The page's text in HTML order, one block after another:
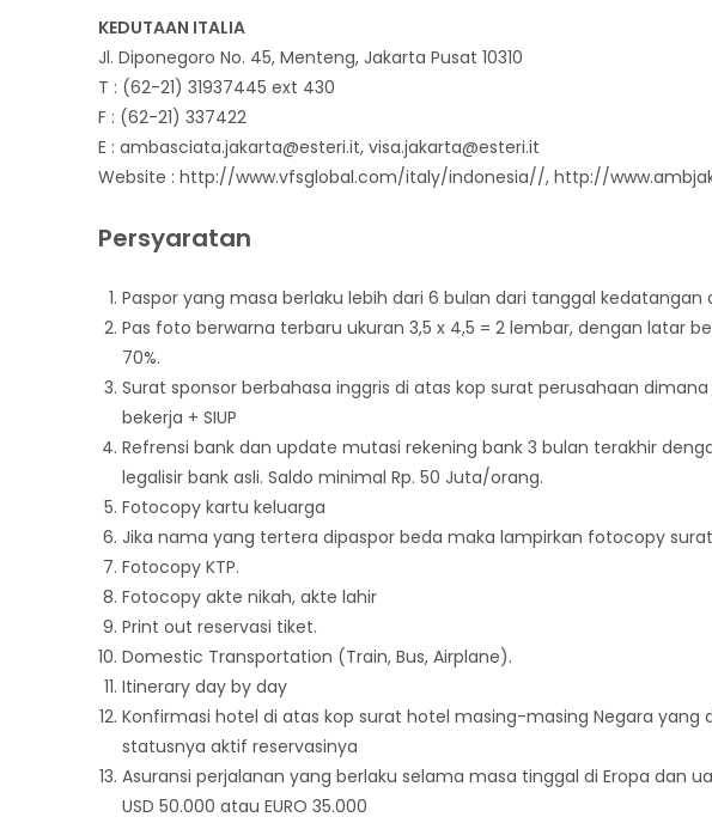
KEDUTAAN ITALIA
Jl. Diponegoro No. 45, Menteng, Jakarta Pusat 10310
T : (62-21) 31937445 ext 430
F : (62-21) 337422
E : ambasciata.jakarta@esteri.it, visa.jakarta@esteri.it
Website : http://www.vfsglobal.com/italy/indonesia//, http://
Persyaratan
Paspor yang masa berlaku lebih dari 6 bulan dari tanggal kedatangan
Pas foto berwarna terbaru ukuran 3,5 x 4,5 = 2 lembar, dengan latar
70%.
Surat sponsor berbahasa inggris di atas kop surat perusahaan
bekerja + SIUP
Refrensi bank dan update mutasi rekening bank 3 bulan terakhir
legalisir bank asli. Saldo minimal Rp. 50 Juta/orang.
Fotocopy kartu keluarga
Jika nama yang tertera dipaspor beda maka lampirkan fotocopy
Fotocopy KTP.
Fotocopy akte nikah, akte lahir
Print out reservasi tiket.
Domestic Transportation (Train, Bus, Airplane).
Itinerary day by day
Konfirmasi hotel di atas kop surat hotel masing-masing Negara yang
statusnya aktif reservasinya
Asuransi perjalanan yang berlaku selama masa tinggal di Eropa dan
USD 50.000 atau EURO 35.000